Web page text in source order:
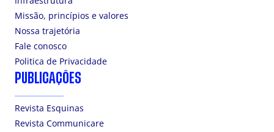
Missão, princípios e valores
Nossa trajetória
Fale conosco
Politica de Privacidade
PUBLICAÇÕES
Revista Esquinas
Revista Communicare